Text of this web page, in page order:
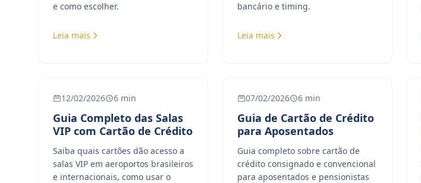
e como escolher.
Leia mais
bancário e timing.
Leia mais
12/02/2026 6 min
Guia Completo das Salas
VIP com Cartão de Crédito
Saiba quais cartões dão acesso a
salas VIP em aeroportos brasileiros
e internacionais, como usar o
07/02/2026 6 min
Guia de Cartão de Crédito
para Aposentados
Guia completo sobre cartão de
crédito consignado e convencional
para aposentados e pensionistas